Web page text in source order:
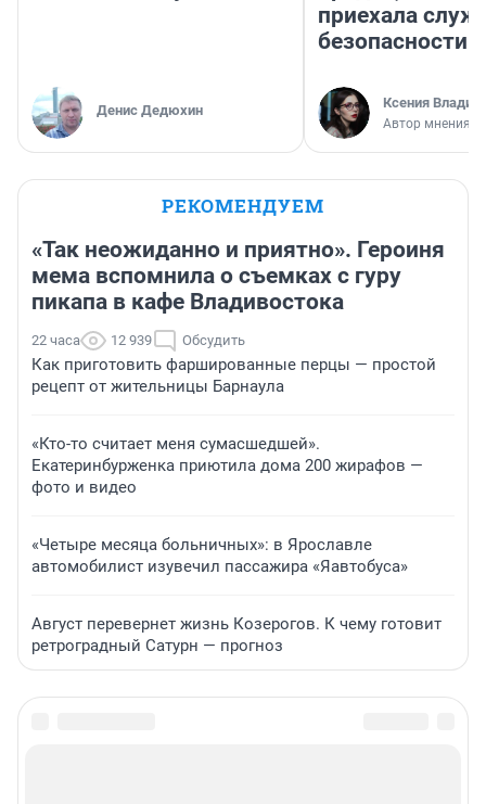
Денис Дедюхин
приехала
безопасности
Ксения
Автор мнения
РЕКОМЕНДУЕМ
«Так неожиданно и приятно». Героиня
мема вспомнила о съемках с гуру
пикапа в кафе Владивостока
22 часа 12 939 Обсудить
Как приготовить фаршированные перцы — простой
рецепт от жительницы Барнаула
«Кто-то считает меня сумасшедшей».
Екатеринбурженка приютила дома 200 жирафов —
фото и видео
«Четыре месяца больничных»: в Ярославле
автомобилист изувечил пассажира «Яавтобуса»
Август перевернет жизнь Козерогов. К чему готовит
ретроградный Сатурн — прогноз